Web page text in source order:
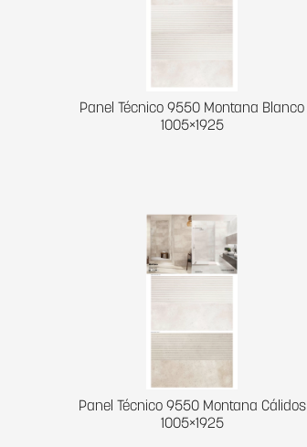
Panel Técnico 9550 Montana Blanco
1005×1925
Panel Técnico 9550 Montana Cálidos
1005×1925